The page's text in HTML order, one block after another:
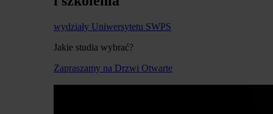
wydziały Uniwersytetu SWPS
Jakie studia wybrać?
Zapraszamy na Drzwi Otwarte